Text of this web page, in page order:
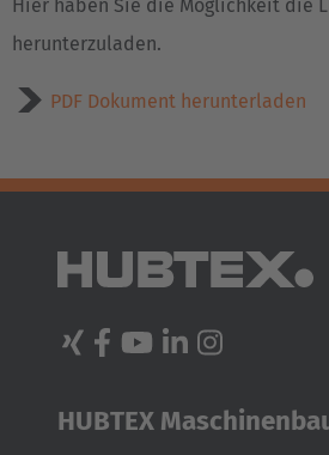
Belgium
Deutsch
Español
France
Hier haben Sie die Möglichkeit die
herunterzuladen.
PDF Dokument herunterladen
HUBTEX